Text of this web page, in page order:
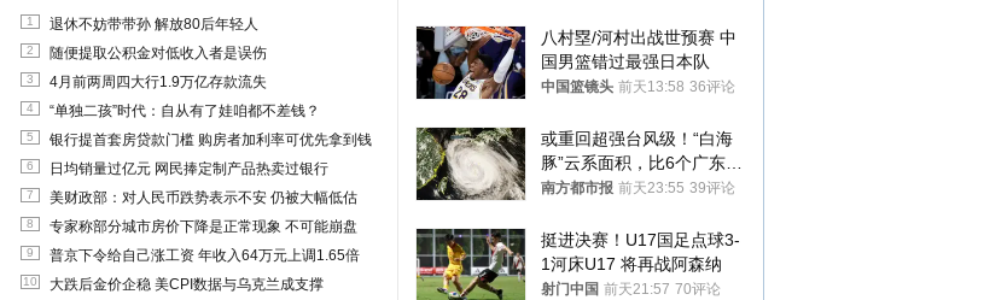
1 退休不妨带带孙 解放80后年轻人
2 随便提取公积金对低收入者是误伤
3 4月前两周四大行1.9万亿存款流失
4 “单独二孩”时代：自从有了娃咱都不差钱？
5 银行提首套房贷款门槛 购房者加利率可优先拿到钱
6 日均销量过亿元 网民捧定制产品热卖过银行
7 美财政部：对人民币跌势表示不安 仍被大幅低估
8 专家称部分城市房价下降是正常现象 不可能崩盘
9 普京下令给自己涨工资 年收入64万元上调1.65倍
10 大跌后金价企稳 美CPI数据与乌克兰成支撑
八村塁/河村出战世预赛 中
国男篮错过最强日本队
中国篮镜头 前天13:58 36评论
或重回超强台风级！“白海
豚”云系面积，比6个广东还
大！深圳官方：注意这件事
南方都市报 前天23:55 39评论
挺进决赛！U17国足点球3-
1河床U17 将再战阿森纳
射门中国 前天21:57 70评论